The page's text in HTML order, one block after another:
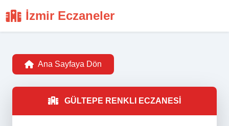
İzmir Eczaneler
Ana Sayfaya Dön
GÜLTEPE RENKLI ECZANESİ